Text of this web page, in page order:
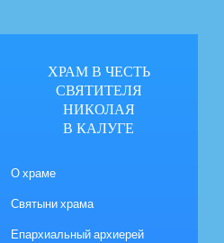
ХРАМ В ЧЕСТЬ
СВЯТИТЕЛЯ
НИКОЛАЯ
В КАЛУГЕ
О храме
Святыни храма
Епархиальный архиерей